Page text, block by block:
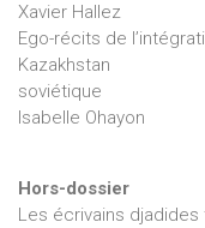
Xavier Hallez
Ego-récits de
Kazakhstan
soviétique
Isabelle Ohayon
Hors-dossier
Les écrivains djadides